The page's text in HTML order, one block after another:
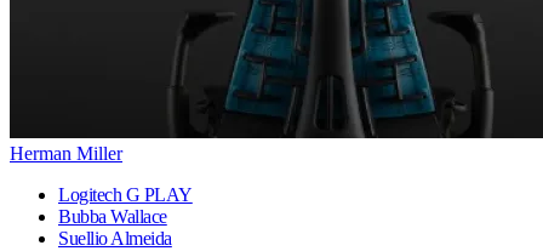
Herman Miller
Logitech G PLAY
Bubba Wallace
Suellio Almeida